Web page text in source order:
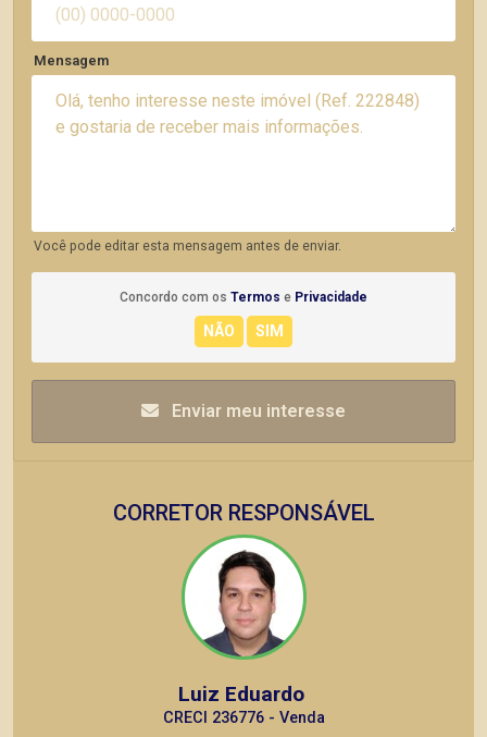
Mensagem
Você pode editar esta mensagem antes de enviar.
Concordo com os Termos e Privacidade
Enviar meu interesse
CORRETOR RESPONSÁVEL
Luiz Eduardo
CRECI 236776 - Venda